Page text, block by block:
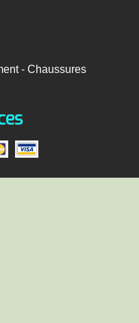
- Chaussures